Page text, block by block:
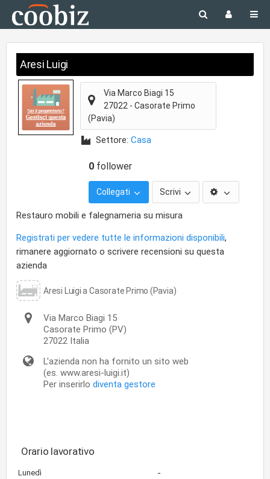
Aresi Luigi
Via Marco Biagi 15
27022 - Casorate Primo
(Pavia)
Settore: Casa
0 follower
Collegati Scrivi
Restauro mobili e falegnameria su misura
Registrati per vedere tutte le informazioni disponibili,
rimanere aggiornato o scrivere recensioni su questa
azienda
Aresi Luigi a Casorate Primo (Pavia)
Via Marco Biagi 15
Casorate Primo (PV)
27022 Italia
L'azienda non ha fornito un sito web
(es. www.aresi-luigi.it)
Per inserirlo diventa gestore
Orario lavorativo
Lunedì -